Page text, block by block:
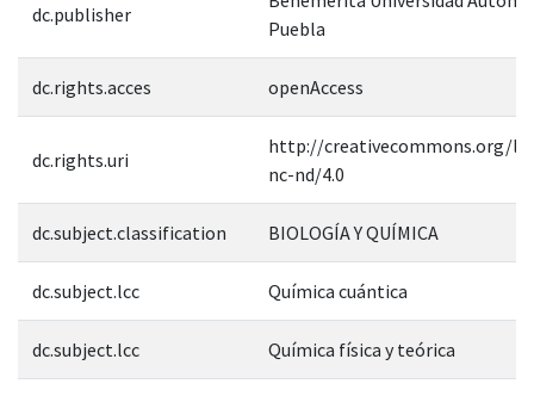
dc.publisher
Puebla
dc.rights.acces openAccess
dc.rights.uri
http://creativecommons.org/
nc-nd/4.0
dc.subject.classification BIOLOGÍA Y QUÍMICA
dc.subject.lcc Química cuántica
dc.subject.lcc Química física y teórica